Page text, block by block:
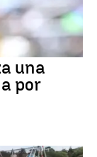
una
por